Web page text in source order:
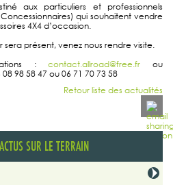
aux particuliers et professionnels
qui souhaitent vendre
4X4 d’occasion.
présent, venez nous rendre visite.
:contact.allroad@free.fr ou
08 98 58 47 ou 06 71 70 73 58
Retour liste des actualités
SUR LE TERRAIN
29/07/